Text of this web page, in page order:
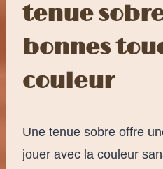
tenue
bonnes
couleur
Une tenue sobre offre
jouer avec la couleur